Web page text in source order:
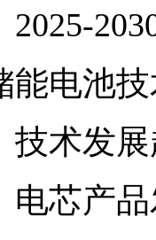
2025-
能电池
技术发
电芯产